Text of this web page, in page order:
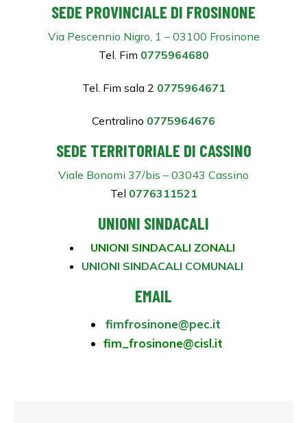
SEDE PROVINCIALE DI FROSINONE
Via Pescennio Nigro, 1 – 03100 Frosinone
Tel. Fim 0775964680
Tel. Fim sala 2 0775964671
Centralino 0775964676
SEDE TERRITORIALE DI CASSINO
Viale Bonomi 37/bis – 03043 Cassino
Tel 0776311521
UNIONI SINDACALI
UNIONI SINDACALI ZONALI
UNIONI SINDACALI COMUNALI
EMAIL
fimfrosinone@pec.it
fim_frosinone@cisl.it